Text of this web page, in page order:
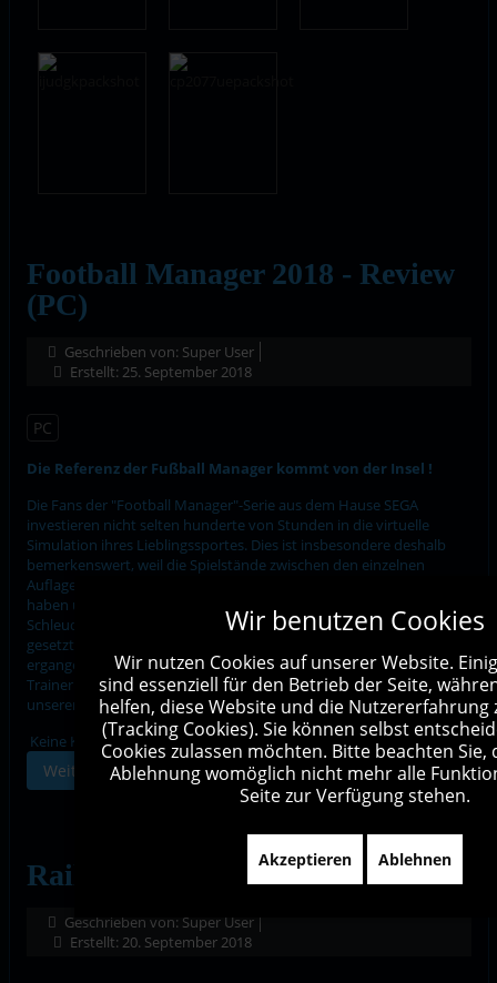
Football Manager 2018 - Review
(PC)
Geschrieben von: Super User
Erstellt: 25. September 2018
PC
Die Referenz der Fußball Manager kommt von der Insel !
Die Fans der "Football Manager"-Serie aus dem Hause SEGA
investieren nicht selten hunderte von Stunden in die virtuelle
Simulation ihres Lieblingssportes. Dies ist insbesondere deshalb
bemerkenswert, weil die Spielstände zwischen den einzelnen
Auflagen der Traditionsserie nicht übertragen werden können. Wir
haben uns während der zahlreichen Testsessions auf den virtuellen
Schleudersitz eines Teammanagers nach englischem Vorbild
gesetzt. Wie es uns im virtuellen Haifischbecken des Profifußballs
ergangen ist und ob wir es den realen Vorbildern auf der
Trainerbank zumindest gleichtun konnten, dass schildern wir in
unserem ausführlichen Testbericht.
Keine Kommentare
Weiterlesen …
Railway Empire - Review (PC)
Geschrieben von: Super User
Erstellt: 20. September 2018
Wir benutzen Cookies
Wir nutzen Cookies auf unserer Website.
sind essenziell für den Betrieb der Seite,
helfen, diese Website und die Nutzererfahrung
(Tracking Cookies). Sie können selbst
Cookies zulassen möchten. Bitte beachten Sie,
Ablehnung womöglich nicht mehr alle
Seite zur Verfügung stehen.
Akzeptieren Ablehnen